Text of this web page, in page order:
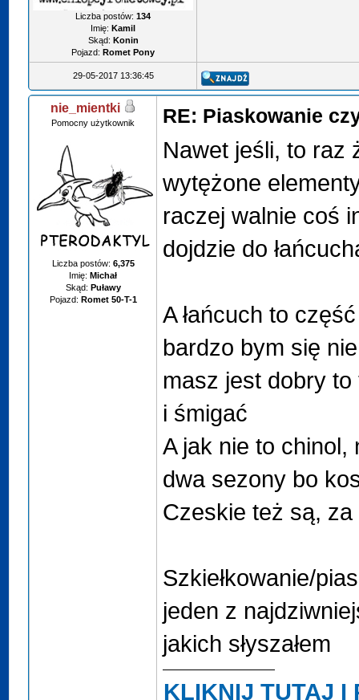
Liczba postów:134
Imię: Kamil
Skąd: Konin
Pojazd: Romet Pony
29-05-2017 13:36:45
nie_mientki
Pomocny użytkownik
Liczba postów: 6,375
Imię: Michał
Skąd: Puławy
Pojazd: Romet 50-T-1
RE: Piaskowanie
Nawet jeśli, to raz
wytężone
raczej walnie coś
dojdzie do
A łańcuch to
bardzo bym się
masz jest dobry
i śmigać
A jak nie to
dwa sezony bo
Czeskie też są,
Szkiełkowanie/
jeden z
jakich słyszałem
KLIKNIJ TUTAJ I